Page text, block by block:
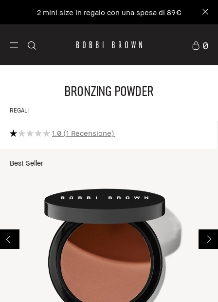
2 mini size in regalo con una spesa di 89€
0
Bronzing Powder
REGALI
1.0 1 Recensione
Best Seller